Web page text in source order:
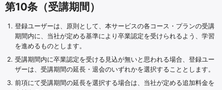
第10条（受講期間）
登録ユーザーは、原則として、本サービスの各コース・プランの受講
期間内に、当社が定める基準により卒業認定を受けられるよう、学習
を進めるものとします。
受講期間内に卒業認定を受ける見込が無いと思われる場合、登録ユー
ザーは、受講期間の延長・退会のいずれかを選択することとします。
前項にて受講期間の延長を選択する場合は、当社が定める追加料金を